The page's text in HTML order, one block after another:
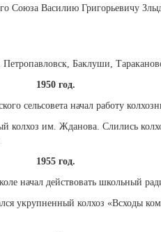
Союза Василию Григорьевичу
Баклуши,
1950 год.
сельсовета начал работу
колхоз им. Жданова. Слились
1955 год.
начал действовать школьный
укрупненный колхоз «Всходы